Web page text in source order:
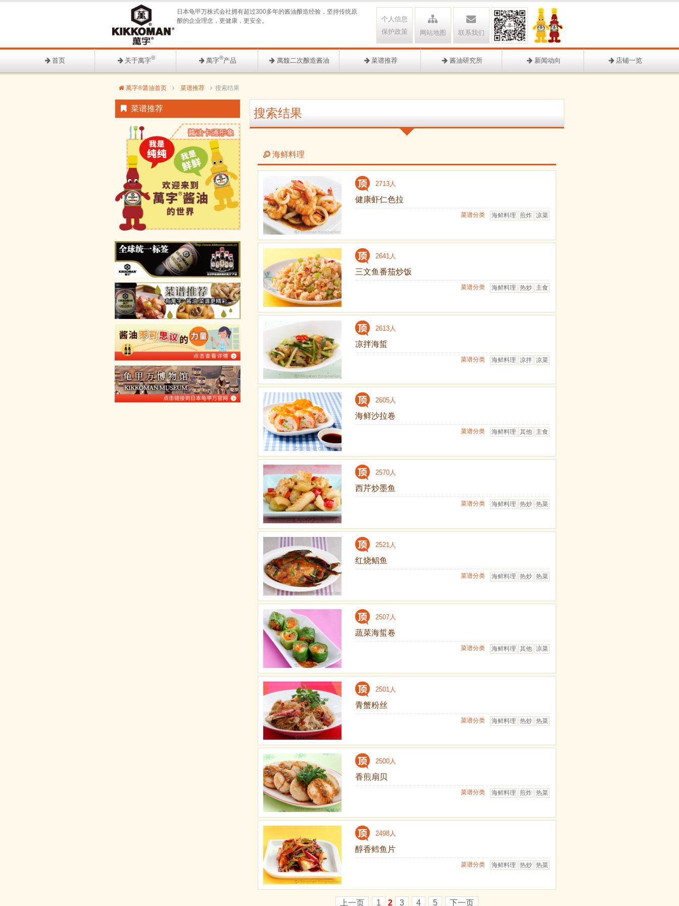
联系我们
网站地图
个人信息
保护政策
日本龟甲万株式会社拥有超过300多年的酱油酿造经验，坚持传统原
酿的企业理念，更健康，更安全。
首页 关于萬字® 萬字®产品 萬馥二次酿造酱油 菜谱推荐 酱油研究所 新闻动向 店铺一览
萬字®醤油首页 菜谱推荐 搜索结果
搜索结果
海鲜料理
2713人
健康虾仁色拉
凉菜
煎炸
海鲜料理
菜谱分类
2641人
三文鱼番茄炒饭
主食
热炒
海鲜料理
菜谱分类
2613人
凉拌海蜇
凉菜
凉拌
海鲜料理
菜谱分类
2605人
海鲜沙拉卷
主食
其他
海鲜料理
菜谱分类
2570人
西芹炒墨鱼
热菜
热炒
海鲜料理
菜谱分类
2521人
红烧鲳鱼
热菜
热炒
海鲜料理
菜谱分类
2507人
蔬菜海蜇卷
凉菜
其他
海鲜料理
菜谱分类
2501人
青蟹粉丝
热菜
热炒
海鲜料理
菜谱分类
2500人
香煎扇贝
热菜
煎炸
海鲜料理
菜谱分类
2498人
醇香鳕鱼片
热菜
热炒
海鲜料理
菜谱分类
上一页 1 2 3 4 5 下一页
菜谱推荐